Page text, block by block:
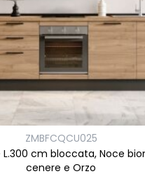
ZMBFCQCU025
cm bloccata, Noce
cenere e Orzo